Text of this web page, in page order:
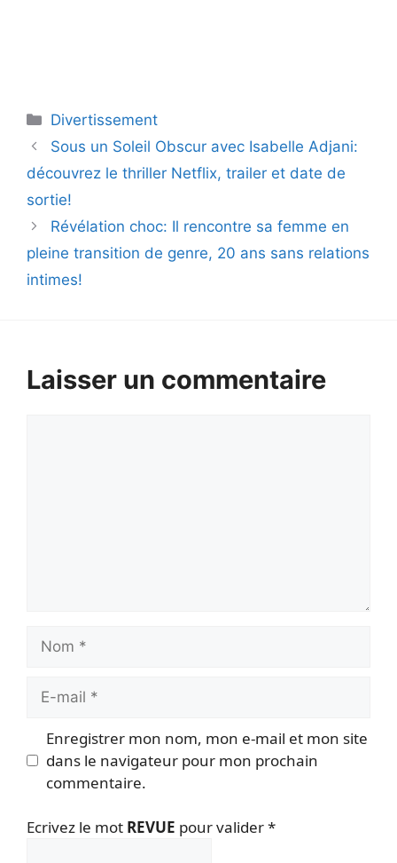
Catégories
Divertissement
Sous un Soleil Obscur avec Isabelle Adjani:
découvrez le thriller Netflix, trailer et date de
sortie!
Révélation choc: Il rencontre sa femme en
pleine transition de genre, 20 ans sans relations
intimes!
Laisser un commentaire
mail
Enregistrer mon nom, mon e-mail et mon site
dans le navigateur pour mon prochain
commentaire.
Ecrivez le mot REVUE pour valider*